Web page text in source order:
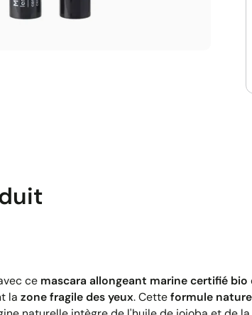
ce mascara allongeant marine certifié bio
la zone fragile des yeux. Cetteformule